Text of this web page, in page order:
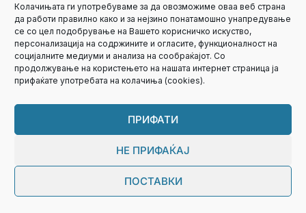
Колачињата ги употребуваме за да овозможиме оваа веб страна
да работи правилно како и за нејзино понатамошно унапредување
се со цел подобрување на Вашето корисничко искуство,
персонализација на содржините и огласите, функционалност на
социјалните медиуми и анализа на сообраќајот. Со
продолжување на користењето на нашата интернет страница ја
прифаќате употребата на колачиња (cookies).
ПРИФАТИ
НЕ ПРИФАЌАЈ
ПОСТАВКИ
Политика за приватност
Маркетинг
Контакт
@2024 - Сите права задржани.
Designed byMavalex